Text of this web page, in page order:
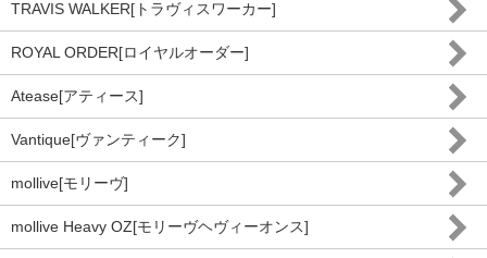
TRAVIS WALKER[トラヴィスワーカー]
ROYAL ORDER[ロイヤルオーダー]
Atease[アティース]
Vantique[ヴァンティーク]
mollive[モリーヴ]
mollive Heavy OZ[モリーヴヘヴィーオンス]